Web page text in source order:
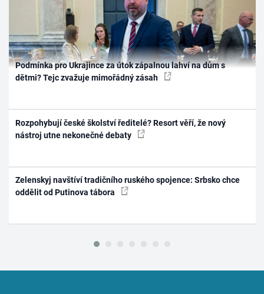
Podmínka pro Ukrajince za útok zápalnou lahví na dům s
dětmi? Tejc zvažuje mimořádný zásah
Rozpohybují české školství ředitelé? Resort věří, že nový
nástroj utne nekonečné debaty
Zelenskyj navštíví tradičního ruského spojence: Srbsko chce
oddělit od Putinova tábora